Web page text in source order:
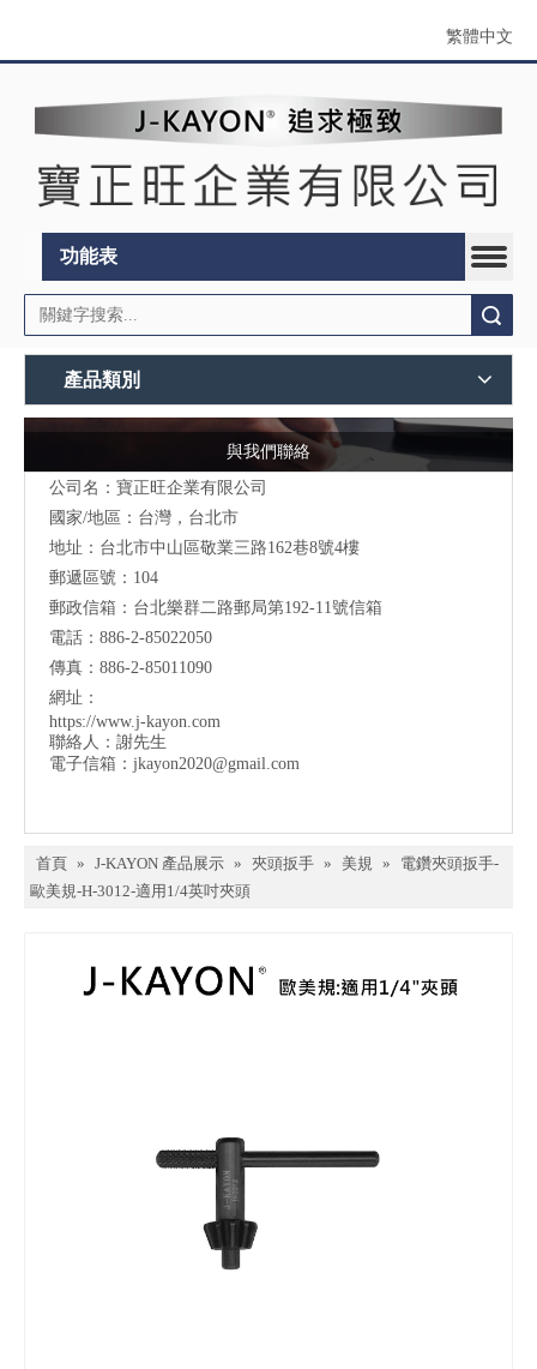
繁體中文
功能表
產品類別
與我們聯絡
公司名：寶正旺企業有限公司
國家/地區：台灣，台北市
地址：台北市中山區敬業三路162巷8號4樓
郵遞區號：104
郵政信箱：台北樂群二路郵局第192-11號信箱
電話：886-2-85022050
傳真：886-2-85011090
網址：
https://www.j-kayon.com
聯絡人：謝先生
電子信箱： jkayon2020@gmail.com
首頁 » J-KAYON 產品展示 » 夾頭扳手 » 美規 »
電鑽夾頭扳手-
歐美規-H-3012-適用1/4英吋夾頭